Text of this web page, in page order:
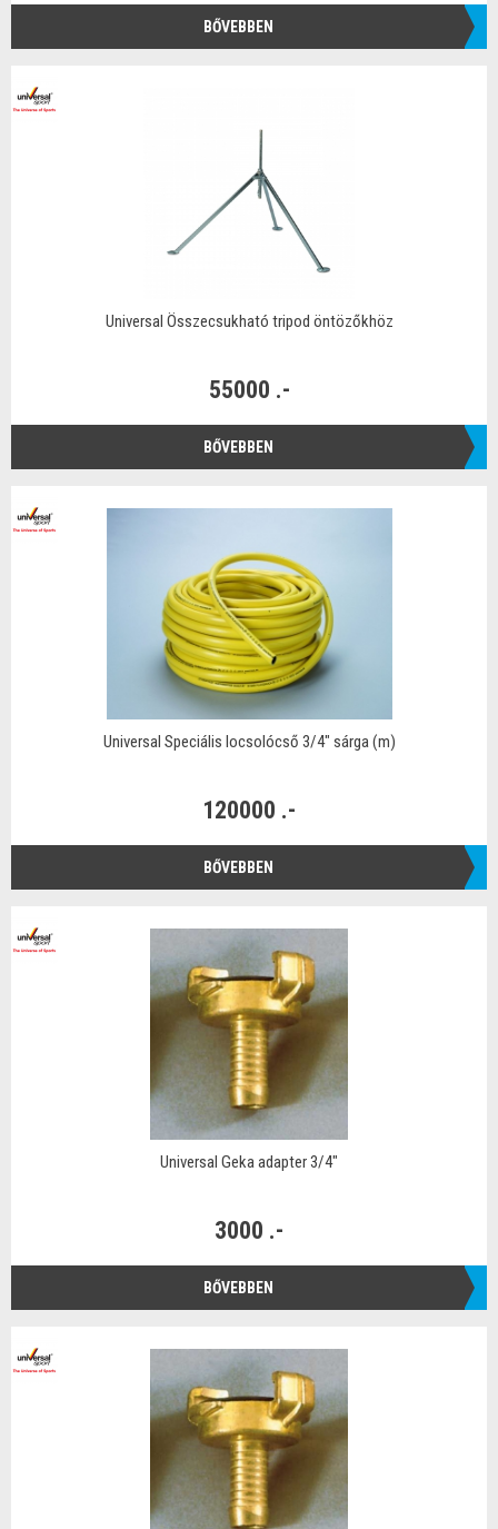
BŐVEBBEN
Universal Összecsukható tripod öntözőkhöz
55000 .-
BŐVEBBEN
Universal Speciális locsolócső 3/4" sárga (m)
120000 .-
BŐVEBBEN
Universal Geka adapter 3/4"
3000 .-
BŐVEBBEN